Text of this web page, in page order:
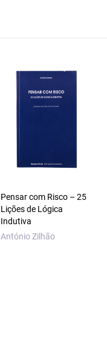
Pensar com Risco – 25
Lições de Lógica
Indutiva
António Zilhão